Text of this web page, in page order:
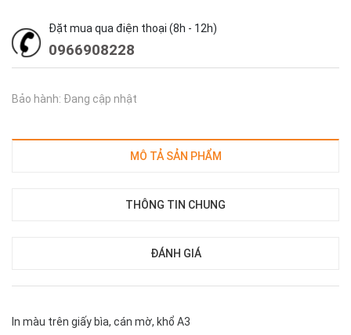
Đặt mua qua điện thoại (8h - 12h)
0966908228
Bảo hành: Đang cập nhật
MÔ TẢ SẢN PHẨM
THÔNG TIN CHUNG
ĐÁNH GIÁ
In màu trên giấy bìa, cán mờ, khổ A3